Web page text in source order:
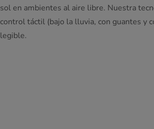
sol en ambientes al aire libre. Nuestra
control táctil (bajo la lluvia, con guantes y
legible.